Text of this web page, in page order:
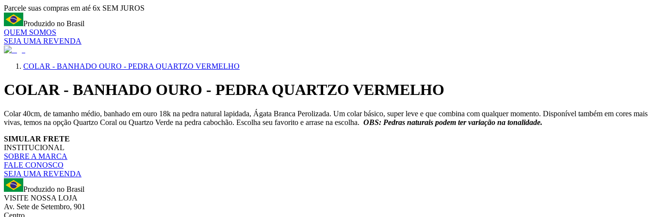
Parcele suas compras em até 6x SEM JUROS
Produzido no Brasil
QUEM SOMOS
SEJA UMA REVENDA
COLAR - BANHADO OURO - PEDRA QUARTZO VERMELHO
COLAR - BANHADO OURO - PEDRA QUARTZO VERMELHO
Colar 40cm, de tamanho médio, banhado em ouro 18k na pedra natural lapidada, Ágata Branca Perolizada. Um colar básico, super leve e que combina com qualquer momento. Disponível também em cores mais
vivas, temos na opção Quartzo Coral ou Quartzo Verde na pedra cabochão. Escolha seu favorito e arrase na escolha. OBS: Pedras naturais podem ter variação na tonalidade.
SIMULAR FRETE
INSTITUCIONAL
SOBRE A MARCA
FALE CONOSCO
SEJA UMA REVENDA
Produzido no Brasil
VISITE NOSSA LOJA
Av. Sete de Setembro, 901
Centro